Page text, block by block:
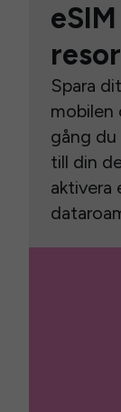
resor
Spara
mobilen
gång du
till din
aktivera